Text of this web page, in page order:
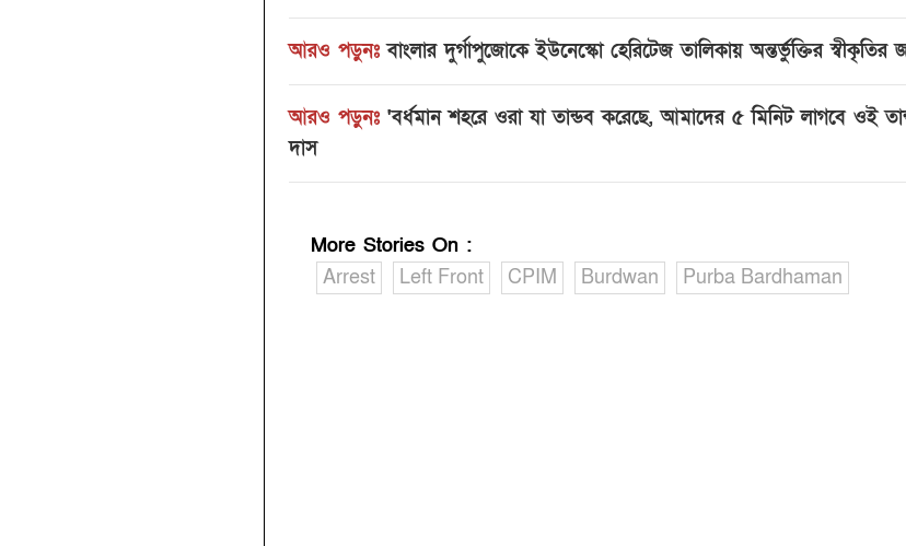
আরও পড়ুনঃ বাংলার দুর্গাপুজোকে ইউনেস্কো হেরিটেজ তালিকায় অন্তর্ভুক্তির স্বীকৃতির
আরও পড়ুনঃ 'বর্ধমান শহরে ওরা যা তান্ডব করেছে, আমাদের ৫ মিনিট লাগবে ওই
দাস
More Stories On :
Arrest
Left Front CPIM Burdwan Purba Bardhaman